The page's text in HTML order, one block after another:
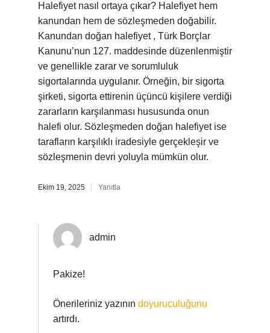
Halefiyet nasıl ortaya çıkar? Halefiyet hem
kanundan hem de sözleşmeden doğabilir.
Kanundan doğan halefiyet , Türk Borçlar
Kanunu’nun 127. maddesinde düzenlenmiştir
ve genellikle zarar ve sorumluluk
sigortalarında uygulanır. Örneğin, bir sigorta
şirketi, sigorta ettirenin üçüncü kişilere verdiği
zararların karşılanması hususunda onun
halefi olur. Sözleşmeden doğan halefiyet ise
tarafların karşılıklı iradesiyle gerçekleşir ve
sözleşmenin devri yoluyla mümkün olur.
Ekim 19, 2025 Yanıtla
admin
Pakize!
Önerileriniz yazının doyuruculuğunu
artırdı.